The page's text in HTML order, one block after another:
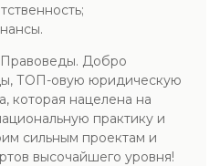
Правоведы. Добро
ТОП-овую юридическую
которая нацелена на
практику и
сильным проектам и
высочайшего уровня!